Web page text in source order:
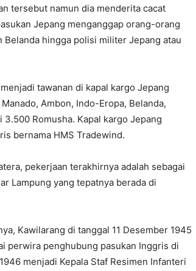
tersebut namun dia menderita cacat
Jepang menganggap orang-orang
hingga polisi militer Jepang atau
tawanan di kapal kargo Jepang
Ambon, Indo-Eropa, Belanda,
Romusha. Kapal kargo Jepang
bernama HMS Tradewind.
pekerjaan terakhirnya adalah sebagai
Lampung yang tepatnya berada di
Kawilarang di tanggal 11 Desember 1945
perwira penghubung pasukan Inggris di
menjadi Kepala Staf Resimen Infanteri